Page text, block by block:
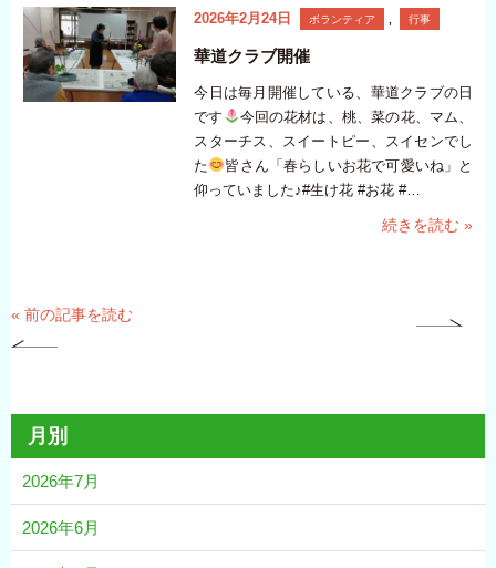
2026年2月24日 ボランティア 行事
華道クラブ開催
今日は毎月開催している、華道クラブの日
です
今回の花材は、桃、菜の花、マム、
スターチス、スイートピー、スイセンでし
た
皆さん「春らしいお花で可愛いね」と
仰っていました♪#生け花 #お花 #…
続きを読む »
« 前の記事を読む
月別
2026年7月
2026年6月